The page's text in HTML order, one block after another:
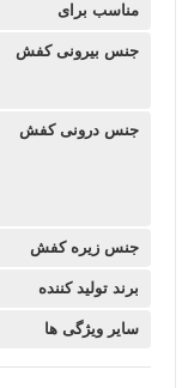
مناسب برای
جنس بیرونی کفش
جنس درونی کفش
جنس زیره کفش
برند تولید کننده
سایر ویژگی ها